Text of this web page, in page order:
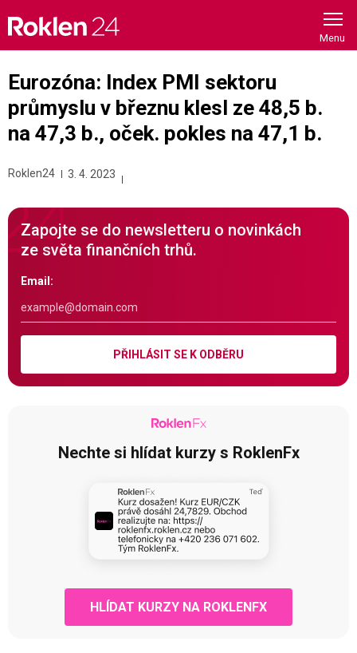
content
Eurozóna: Index PMI sektoru
průmyslu v březnu klesl ze 48,5 b.
na 47,3 b., oček. pokles na 47,1 b.
Roklen24 3. 4. 2023
Zapojte se do newsletteru o novinkách
ze světa finančních trhů.
Email:
PŘIHLÁSIT SE K ODBĚRU
Nechte si hlídat kurzy s RoklenFx
HLÍDAT KURZY NA ROKLENFX